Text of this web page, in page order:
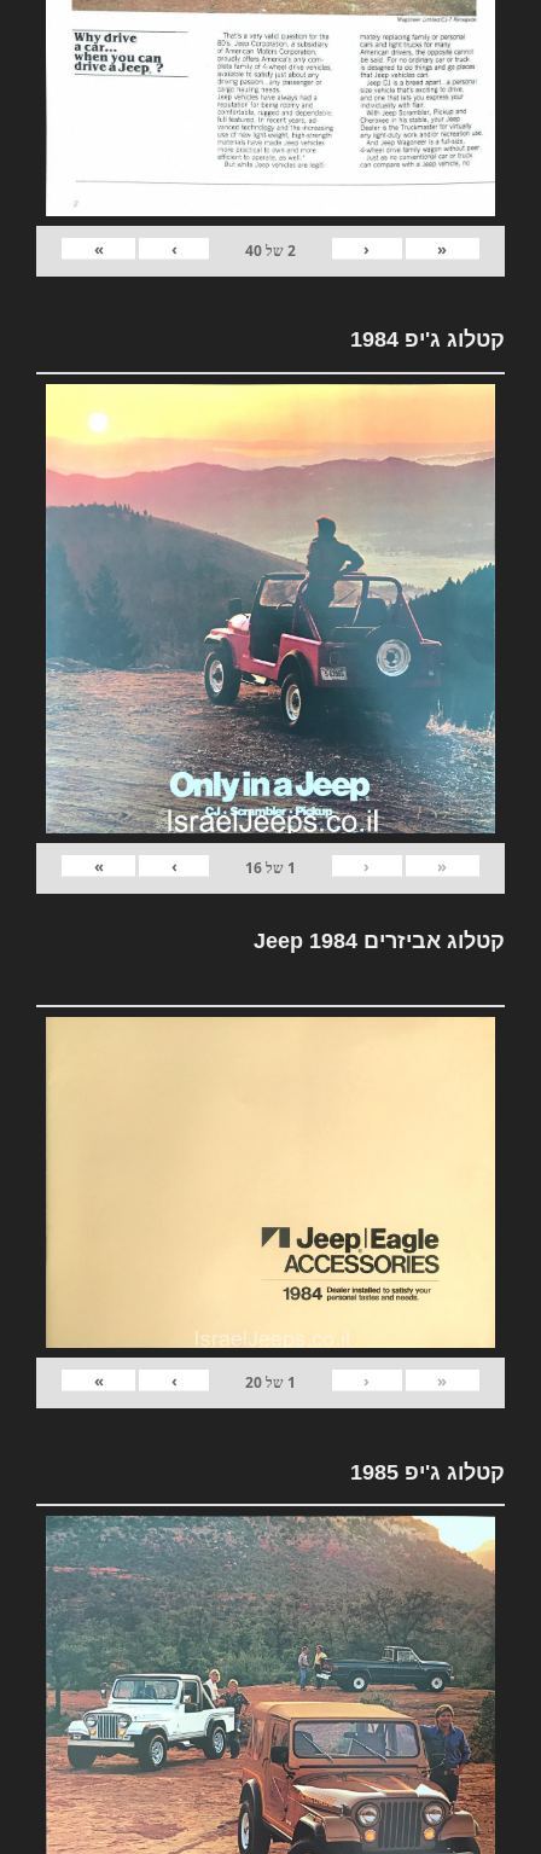
«
‹
2של40
›
»
קטלוג ג'יפ 1984
«
‹
1 של16
›
»
קטלוג אביזרים Jeep 1984
«
‹
1 של20
›
»
קטלוג ג'יפ 1985